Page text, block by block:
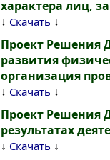
характера лиц,
↓ Скачать ↓
Проект Решения
развития
организация
↓ Скачать ↓
Проект Решения
результатах
↓ Скачать ↓